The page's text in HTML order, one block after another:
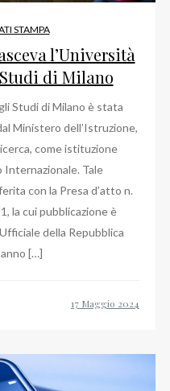
STAMPA
l’Università
di Milano
Studi di Milano è stata
Ministero dell’Istruzione,
come istituzione
Internazionale. Tale
con la Presa d’atto n.
la cui pubblicazione è
della Repubblica
[…]